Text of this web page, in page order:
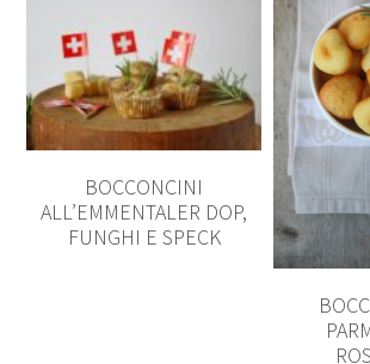
BOCCONCINI
ALL’EMMENTALER DOP,
FUNGHI E SPECK